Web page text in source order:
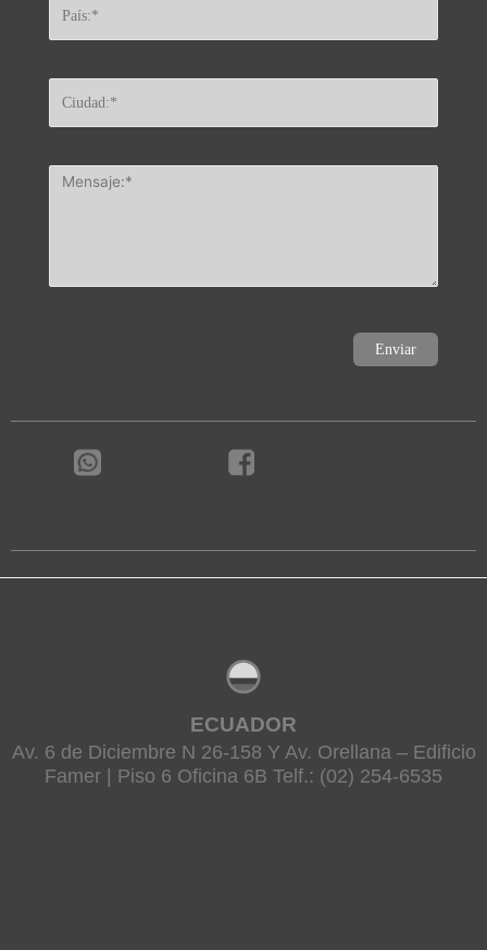
ECUADOR
Av. 6 de Diciembre N 26-158 Y Av. Orellana – Edificio
Famer | Piso 6 Oficina 6B Telf.: (02) 254-6535